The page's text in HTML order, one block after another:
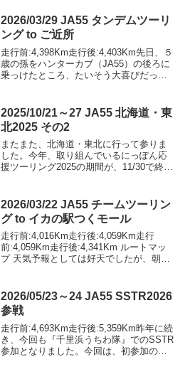
2026/03/29 JA55 タンデムツーリ
ング to ご近所
走行前:4,398Km走行後:4,403Km先日、５
歳の孫をハンターカブ（JA55）の後ろに
乗っけたところ、たいそう大喜びだった
た。その半ヘルが届いたので、サイズを
調整...
2025/10/21～27 JA55 北海道・東
北2025 その2
またまた、北海道・東北に行って参りま
した。今年、取り組んでいるにっぽん応
援ツーリング2025の期間が、11/30で終わ
思います。残り一ヶ月、予断無くポイン
トを獲り続け...
2026/03/22 JA55 チームツーリン
グ to イカの駅つくモール
走行前:4,016Km走行後:4,059Km走行
前:4,059Km走行後:4,341Km ルートマッ
プ 天気予報としては好天でしたが、朝方
と思います。08:06 自宅を...
2026/05/23～24 JA55 SSTR2026
参戦
走行前:4,693Km走行後:5,359Km昨年に続
き、今回も『千里浜うちわ隊』でのSSTR
参加となりました。今回は、初参加の女